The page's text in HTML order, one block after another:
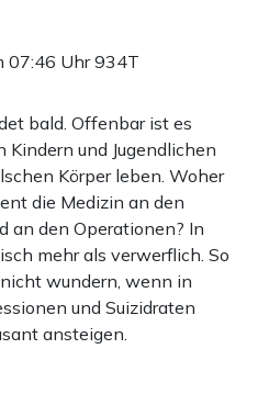
07:46 Uhr934T
bald. Offenbar ist es
und Jugendlichen
Körper leben. Woher
die Medizin an den
an den Operationen? In
mehr als verwerflich. So
wundern, wenn in
und Suizidraten
ansteigen.